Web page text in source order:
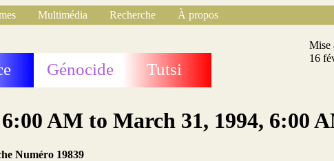
Multimédia Recherche
À propos
Génocide Tutsi
Mise
16
AM to March 31, 1994, 6:00
Numéro 19839